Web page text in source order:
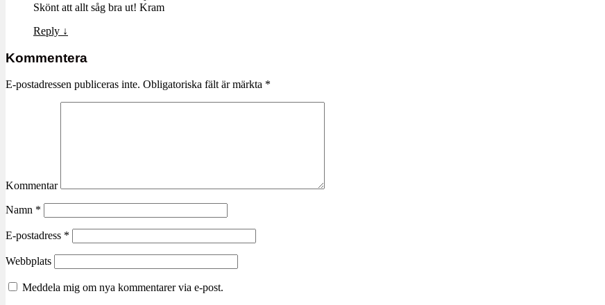
Skönt att allt såg bra ut! Kram
Reply ↓
Kommentera
E-postadressen publiceras inte. Obligatoriska fält är märkta *
Kommentar
Namn *
E-postadress *
Webbplats
Meddela mig om nya kommentarer via e-post.